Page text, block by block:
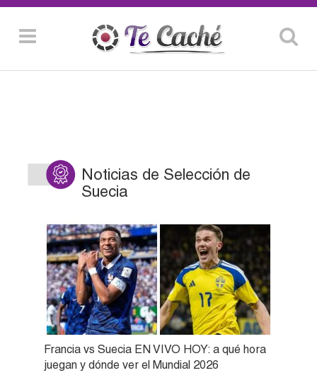
Noticias de Selección de
Suecia
Francia vs Suecia EN VIVO HOY: a qué hora
juegan y dónde ver el Mundial 2026